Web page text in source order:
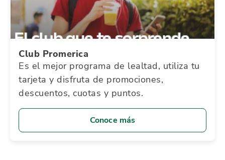
Club Promerica
Es el mejor programa de lealtad, utiliza tu
tarjeta y disfruta de promociones,
descuentos, cuotas y puntos.
Conoce más